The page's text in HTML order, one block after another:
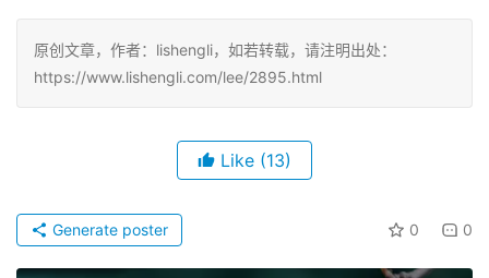
原创文章，作者：lishengli，如若转载，请注明出处：
https://www.lishengli.com/lee/2895.html
Like (13)
0 0
Generate poster